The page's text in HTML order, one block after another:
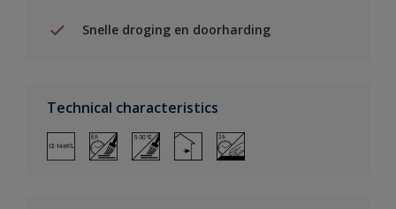
Snelle droging en doorharding
Technical characteristics